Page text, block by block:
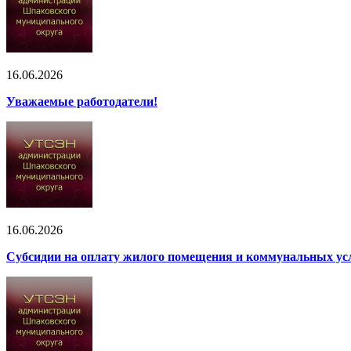
16.06.2026
Уважаемые работодатели!
16.06.2026
Субсидии на оплату жилого помещения и коммунальных